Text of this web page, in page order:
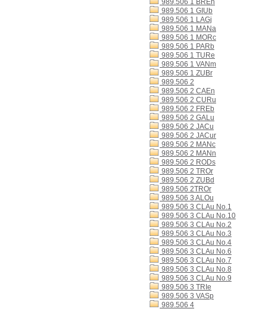
989.506 1 BREh
989.506 1 GIUb
989.506 1 LAGj
989.506 1 MANa
989.506 1 MORc
989.506 1 PARb
989.506 1 TURe
989.506 1 VANm
989.506 1 ZUBr
989.506 2
989.506 2 CAEn
989.506 2 CURu
989.506 2 FREb
989.506 2 GALu
989.506 2 JACu
989.506 2 JACur
989.506 2 MANc
989.506 2 MANn
989.506 2 RODs
989.506 2 TROr
989.506 2 ZUBd
989.506 2TROr
989.506 3 ALOu
989.506 3 CLAu No.1
989.506 3 CLAu No.10
989.506 3 CLAu No.2
989.506 3 CLAu No.3
989.506 3 CLAu No.4
989.506 3 CLAu No.6
989.506 3 CLAu No.7
989.506 3 CLAu No.8
989.506 3 CLAu No.9
989.506 3 TRIe
989.506 3 VASp
989.506 4